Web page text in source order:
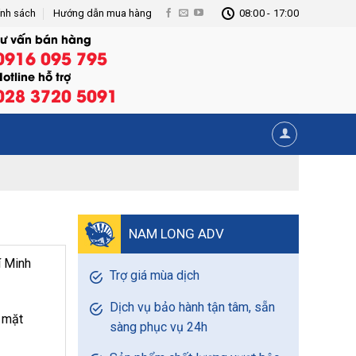
sách Hướng dẫn mua hàng 08:00 - 17:00
vấn bán hàng
095 795
hỗ trợ
3720 5091
Minh
NAM LONG ADV
Trợ giá mùa dịch
Dịch vụ bảo hành tận tâm, sẵn
sàng phục vụ 24h